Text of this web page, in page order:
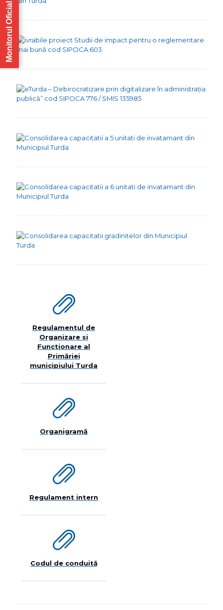
Regulamentul de
Organizare si
Functionare al
Primăriei
municipiului Turda
Organigramă
Regulament intern
Codul de conduită
Monitorul Oficial